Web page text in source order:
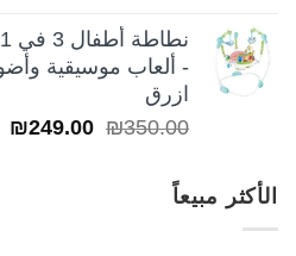
- ألعاب موسيقية
ازرق
₪350.00
السعر ₪249.00
الأكثر مبيعاً